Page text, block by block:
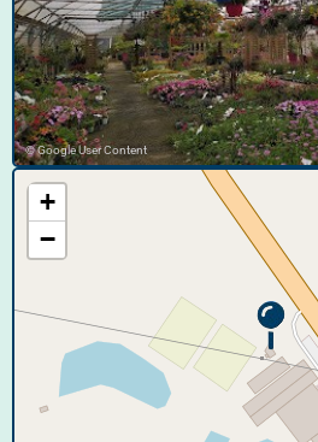
© Google User Content
+
−